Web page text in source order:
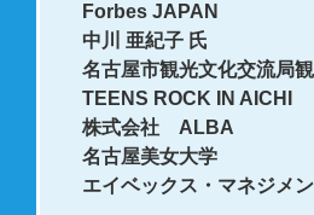
Forbes JAPAN
中川 亜紀子 氏
名古屋市観光文化交流局
TEENS ROCK IN AICHI
株式会社 ALBA
名古屋美女大学
エイベックス・マネジメ